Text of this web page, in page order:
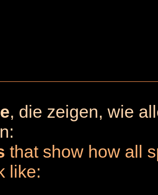
, die zeigen, wie
that show how all
like: